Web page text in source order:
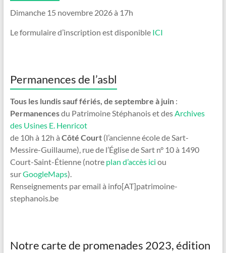
Dimanche 15 novembre 2026 à 17h
Le formulaire d’inscription est disponible ICI
Permanences de l’asbl
Tous les lundis sauf fériés, de septembre à juin:
Permanencesdu Patrimoine Stéphanois et desArchives
des Usines E. Henricot
de 10h à 12h à Côté Court (l’ancienne école de Sart-
Messire-Guillaume), rue de l’Église de Sart n° 10 à 1490
Court-Saint-Étienne (notre plan d’accès ici ou
surGoogleMaps).
Renseignements par email à info[AT]patrimoine-
stephanois.be
Notre carte de promenades 2023, édition